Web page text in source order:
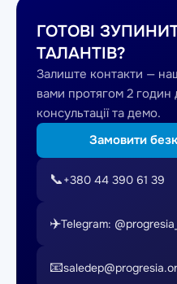
ГОТОВІ
ТАЛАНТІВ?
Залиште контакти —
вами протягом 2 годин
консультації та демо.
Замовити
📞+380 44 390 61 39
✈️Telegram:
📧